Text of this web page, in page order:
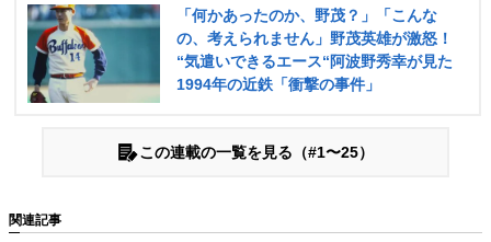
「何かあったのか、野茂？」「こんな
の、考えられません」野茂英雄が激怒！
“気遣いできるエース“阿波野秀幸が見た
1994年の近鉄「衝撃の事件」
この連載の一覧を見る（#1〜25）
関連記事